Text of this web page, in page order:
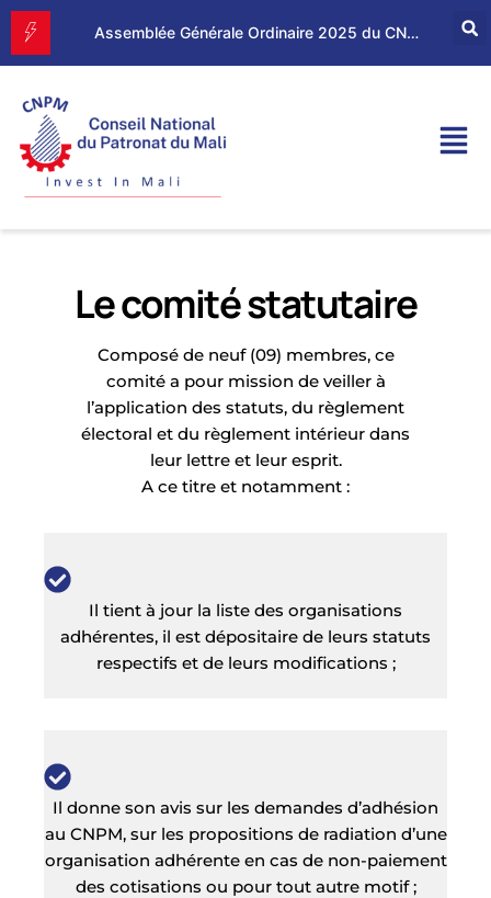
Assemblée Générale Ordinaire 2025 du CNPM
Le comité statutaire
Composé de neuf (09) membres, ce
comité a pour mission de veiller à
l’application des statuts, du règlement
électoral et du règlement intérieur dans
leur lettre et leur esprit.
A ce titre et notamment :
Il tient à jour la liste des organisations
adhérentes, il est dépositaire de leurs statuts
respectifs et de leurs modifications ;
Il donne son avis sur les demandes d’adhésion
au CNPM, sur les propositions de radiation d’une
organisation adhérente en cas de non-paiement
des cotisations ou pour tout autre motif ;